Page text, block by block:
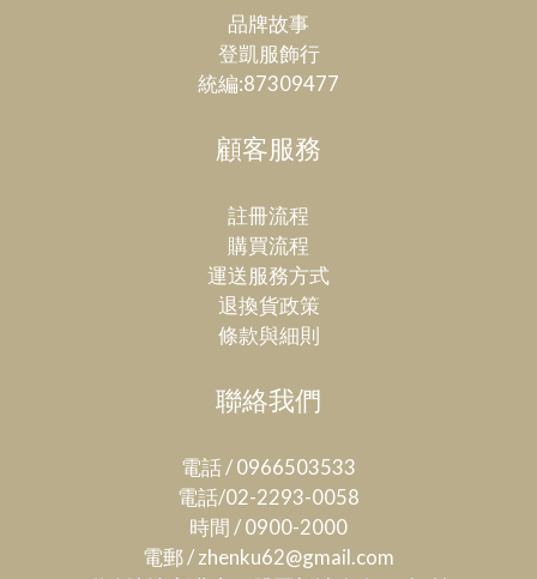
品牌故事
登凱服飾行
統編:87309477
顧客服務
註冊流程
購買流程
運送服務方式
退換貨政策
條款與細則
聯絡我們
電話 / 0966503533
電話/02-2293-0058
時間 / 0900-2000
電郵 / zhenku62@gmail.com